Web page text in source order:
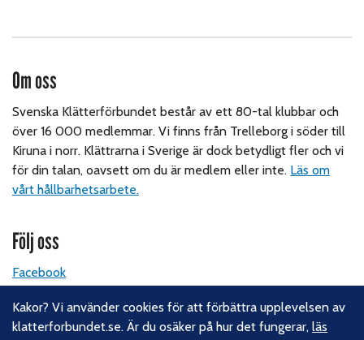
Om oss
Svenska Klätterförbundet består av ett 80-tal klubbar och
över 16 000 medlemmar. Vi finns från Trelleborg i söder till
Kiruna i norr. Klättrarna i Sverige är dock betydligt fler och vi
för din talan, oavsett om du är medlem eller inte. Läs om
vårt hållbarhetsarbete.
Följ oss
Facebook
Linkedin
Nyhetsbrev
Kakor? Vi använder cookies för att förbättra upplevelsen av
klatterforbundet.se. Är du osäker på hur det fungerar,läs